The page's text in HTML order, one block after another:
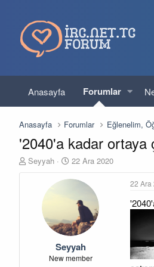
Anasayfa Forumlar
Anasayfa Forumlar Eğlenelim,
'2040'a kadar ortaya
K
Seyyah
B
ş
g
ı
ç
t
22 Ara 2020
Seyyah
New member
22 Ara